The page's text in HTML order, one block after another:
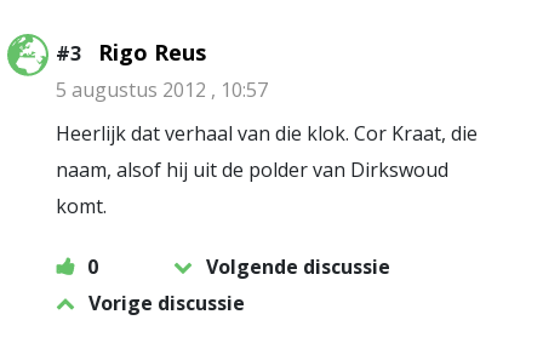
#3 Rigo Reus
5 augustus 2012 , 10:57
Heerlijk dat verhaal van die klok. Cor Kraat, die
naam, alsof hij uit de polder van Dirkswoud
komt.
0
Volgende discussie
Vorige discussie